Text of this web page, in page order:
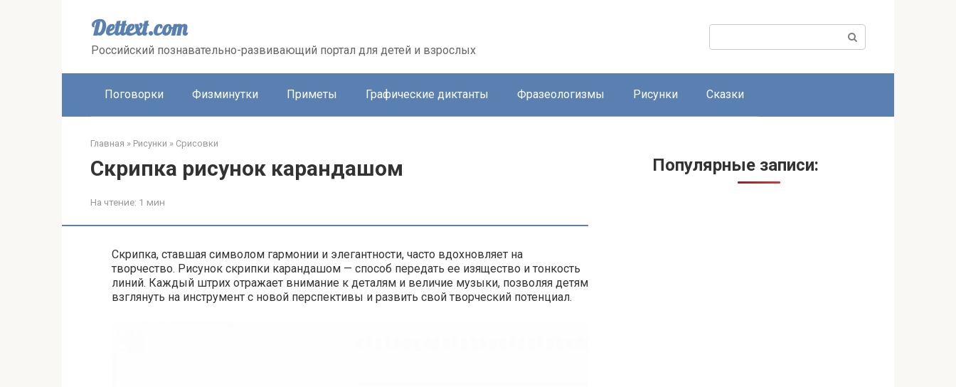
Dettext.com
Российский познавательно-развивающий портал для детей и взрослых
Поиск:
Поговорки Физминутки Приметы Графические диктанты Фразеологизмы Рисунки Сказки
Главная » Рисунки » Срисовки
Скрипка рисунок карандашом
На чтение: 1 мин
Скрипка, ставшая символом гармонии и элегантности, часто вдохновляет на
творчество. Рисунок скрипки карандашом — способ передать ее изящество и тонкость
линий. Каждый штрих отражает внимание к деталям и величие музыки, позволяя детям
взглянуть на инструмент с новой перспективы и развить свой творческий потенциал.
Популярные записи: